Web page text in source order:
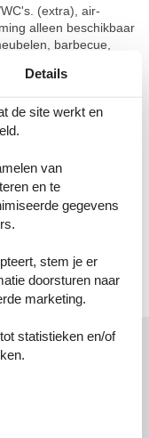
(extra), air-
alleen beschikbaar
barbecue,
Internet (WiFi,
hond toegestaan.
bomen. 6
van Varazze,
zonnige, verhoogde
alleengebruik: hot
restaurant 2 km, bar
noodzakelijk.
LT-0842
Details
de site werkt en
van
en te
gegevens
stem je er
doorsturen naar
marketing.
statistieken en/of